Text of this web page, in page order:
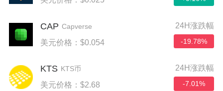
CAP Capverse
美元价格：$0.054
24H涨跌幅
-19.78%
KTS KTS币
美元价格：$2.68
24H涨跌幅
-7.01%